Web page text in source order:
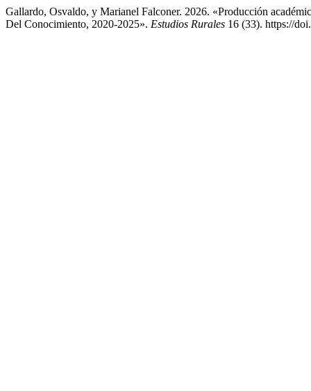
Gallardo, Osvaldo, y Marianel Falconer. 2026. «Producción
Del Conocimiento, 2020-2025». Estudios Rurales 16 (33). https://